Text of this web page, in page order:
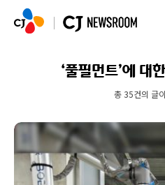
‘풀필먼트’에 대
총 35건의 글